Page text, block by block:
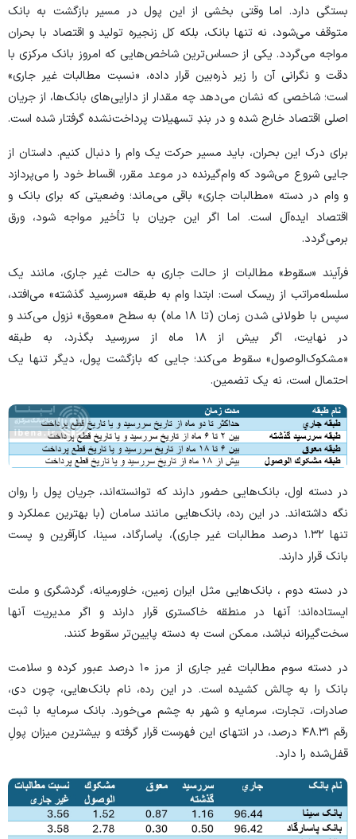
بستگی دارد. اما وقتی بخشی از این پول در مسیر بازگشت به بانک
متوقف می‌شود، نه تنها بانک، بلکه کل زنجیره تولید و اقتصاد با بحران
مواجه می‌گردد. یکی از حساس‌ترین شاخص‌هایی که امروز بانک مرکزی با
دقت و نگرانی آن را زیر ذره‌بین قرار داده، «نسبت مطالبات غیر جاری»
است؛ شاخصی که نشان می‌دهد چه مقدار از دارایی‌های بانک‌ها، از جریان
اصلی اقتصاد خارج شده و در بندِ تسهیلات پرداخت‌نشده گرفتار شده است.
برای درک این بحران، باید مسیر حرکت یک وام را دنبال کنیم. داستان از
جایی شروع می‌شود که وام‌گیرنده در موعد مقرر، اقساط خود را می‌پردازد
و وام در دسته «مطالبات جاری» باقی می‌ماند؛ وضعیتی که برای بانک و
اقتصاد ایده‌آل است. اما اگر این جریان با تأخیر مواجه شود، ورق
برمی‌گردد.
فرآیند «سقوط» مطالبات از حالت جاری به حالت غیر جاری، مانند یک
سلسله‌مراتب از ریسک است: ابتدا وام به طبقه «سررسید گذشته» می‌افتد،
سپس با طولانی شدن زمان (تا ۱۸ ماه) به سطح «معوق» نزول می‌کند و
در نهایت، اگر بیش از ۱۸ ماه از سررسید بگذرد، به طبقه
«مشکوک‌الوصول» سقوط می‌کند؛ جایی که بازگشت پول، دیگر تنها یک
احتمال است، نه یک تضمین.
در دسته اول، بانک‌هایی حضور دارند که توانسته‌اند، جریان پول را روان
نگه داشته‌اند. در این رده، بانک‌هایی مانند سامان (با بهترین عملکرد و
تنها ۱.۳۲ درصد مطالبات غیر جاری)، پاسارگاد، سینا، کارآفرین و پست
بانک قرار دارند.
در دسته دوم ، بانک‌هایی مثل ایران زمین، خاورمیانه، گردشگری و ملت
ایستاده‌اند؛ آنها در منطقه خاکستری قرار دارند و اگر مدیریت آنها
سخت‌گیرانه نباشد، ممکن است به دسته پایین‌تر سقوط کنند.
در دسته سوم مطالبات غیر جاری از مرز ۱۰ درصد عبور کرده و سلامت
بانک را به چالش کشیده است. در این رده، نام بانک‌هایی، چون دی،
صادرات، تجارت، سرمایه و شهر به چشم می‌خورد. بانک سرمایه با ثبت
رقم ۴۸.۳۱ درصد، در انتهای این فهرست قرار گرفته و بیشترین میزان پولِ
قفل‌شده را دارد.